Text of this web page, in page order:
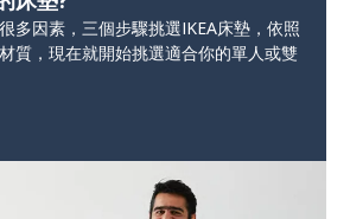
多因素，三個步驟挑選IKEA床墊，依照
質，現在就開始挑選適合你的單人或雙